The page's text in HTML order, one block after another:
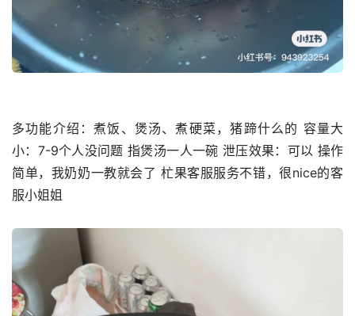
多功能介绍：煮饭、煲汤、煮硬菜，猪蹄什么的 容量大
小：7-9个人没问题 指煲汤一人一碗 泄压效果：可以 操作
简单，我奶奶一教就会了 杧果客服服务不错，很nice的客
服小姐姐